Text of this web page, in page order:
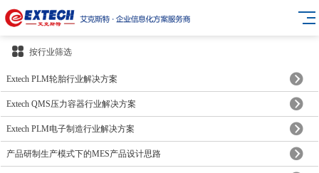
按行业筛选
Extech PLM轮胎行业解决方案
Extech QMS压力容器行业解决方案
Extech PLM电子制造行业解决方案
产品研制生产模式下的MES产品设计思路